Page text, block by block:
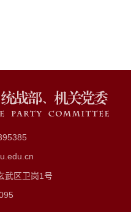
武区卫岗1号